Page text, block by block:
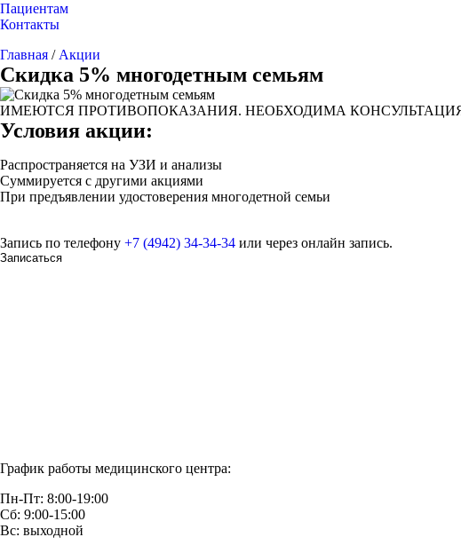
Пациентам
Контакты
Главная / Акции
Скидка 5% многодетным семьям
ИМЕЮТСЯ ПРОТИВОПОКАЗАНИЯ. НЕОБХОДИМА
Условия акции:
Распространяется на УЗИ и анализы
Суммируется с другими акциями
При предъявлении удостоверения многодетной семьи
Запись по телефону +7 (4942) 34‑34‑34 или через онлайн запись.
Записаться
График работы медицинского центра:
Пн-Пт: 8:00-19:00
Сб: 9:00-15:00
Вс: выходной